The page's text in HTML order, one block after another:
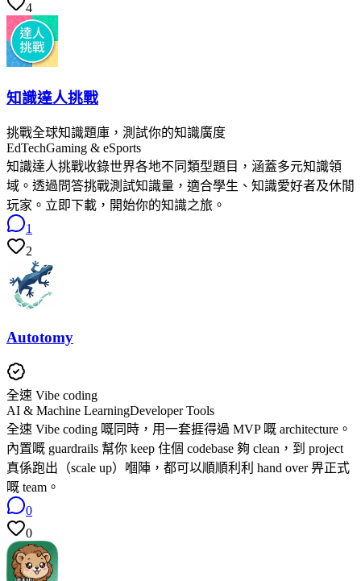
4
知識達人挑戰
挑戰全球知識題庫，測試你的知識廣度
EdTechGaming & eSports
知識達人挑戰收錄世界各地不同類型題目，涵蓋多元知識領
域。透過問答挑戰測試知識量，適合學生、知識愛好者及休閒
玩家。立即下載，開始你的知識之旅。
1
2
Autotomy
全速 Vibe coding
AI & Machine LearningDeveloper Tools
全速 Vibe coding 嘅同時，用一套捱得過 MVP 嘅 architecture。
內置嘅 guardrails 幫你 keep 住個 codebase 夠 clean，到 project
真係跑出（scale up）嗰陣，都可以順順利利 hand over 畀正式
嘅 team。
0
0